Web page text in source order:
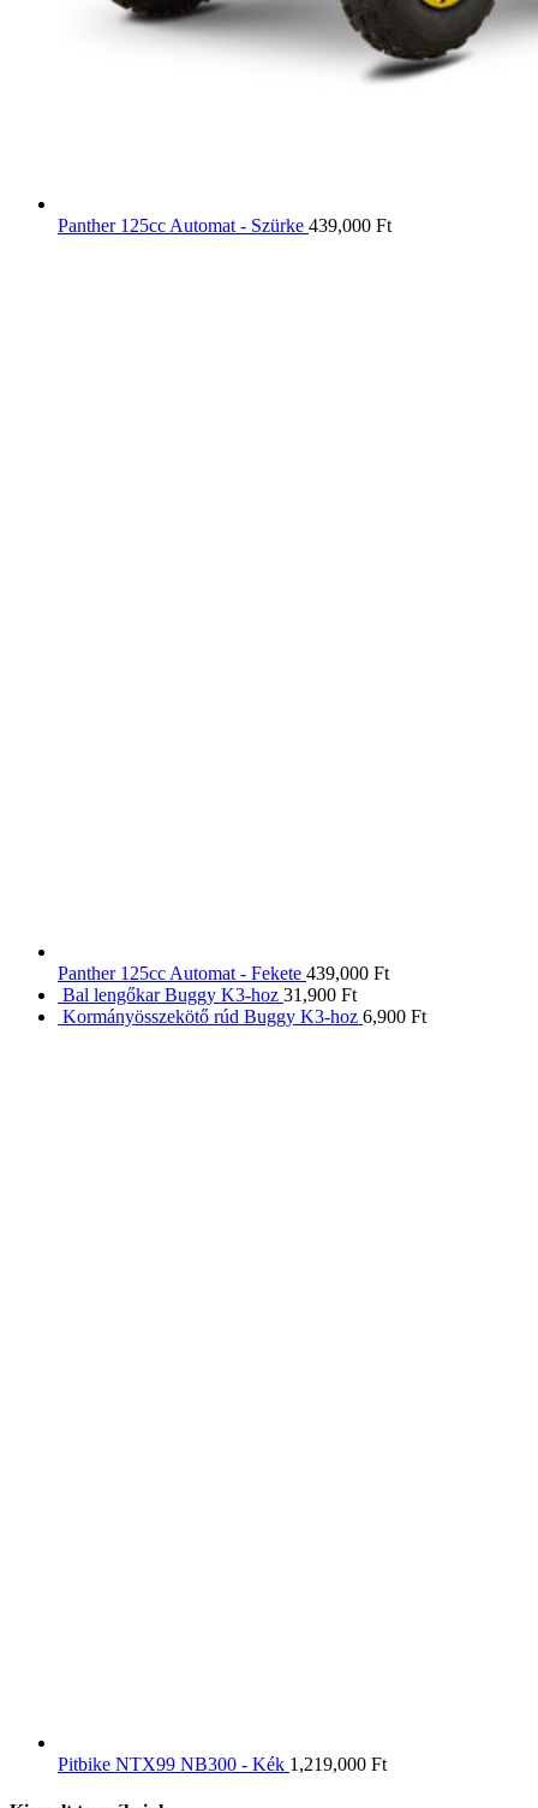
Panther 125cc Automat - Szürke 439,000 Ft
Panther 125cc Automat - Fekete 439,000 Ft
Bal lengőkar Buggy K3-hoz 31,900 Ft
Kormányösszekötő rúd Buggy K3-hoz 6,900 Ft
Pitbike NTX99 NB300 - Kék 1,219,000 Ft